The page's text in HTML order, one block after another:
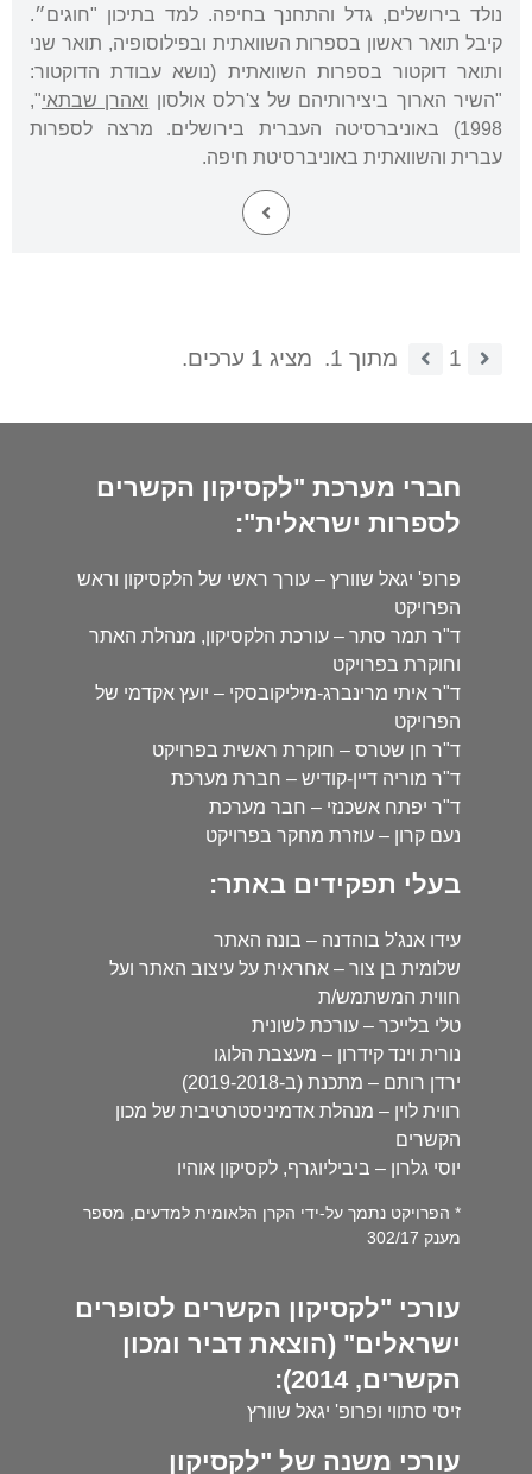
נולד בירושלים, גדל והתחנך בחיפה. למד בתיכון "חוגים״.
קיבל תואר ראשון בספרות השוואתית ובפילוסופיה, תואר שני
ותואר דוקטור בספרות השוואתית (נושא עבודת הדוקטור:
"השיר הארוך ביצירותיהם של צ'רלס אולסון ואהרן שבתאי",
1998) באוניברסיטה העברית בירושלים. מרצה לספרות
עברית והשוואתית באוניברסיטת חיפה.
1 מתוך 1. מציג 1 ערכים.
חברי מערכת "לקסיקון הקשרים
לספרות ישראלית":
פרופ' יגאל שוורץ – עורך ראשי של הלקסיקון וראש
הפרויקט
ד"ר תמר סתר – עורכת הלקסיקון, מנהלת האתר
וחוקרת בפרויקט
ד"ר איתי מרינברג-מיליקובסקי – יועץ אקדמי של
הפרויקט
ד"ר חן שטרס – חוקרת ראשית בפרויקט
ד"ר מוריה דיין-קודיש – חברת מערכת
ד"ר יפתח אשכנזי – חבר מערכת
נעם קרון – עוזרת מחקר בפרויקט
בעלי תפקידים באתר:
עידו אנג'ל בוהדנה – בונה האתר
שלומית בן צור – אחראית על עיצוב האתר ועל
חווית המשתמש/ת
טלי בלייכר – עורכת לשונית
נורית וינד קידרון – מעצבת הלוגו
ירדן רותם – מתכנת (ב-2019-2018)
רווית לוין – מנהלת אדמיניסטרטיבית של מכון
הקשרים
יוסי גלרון – ביביליוגרף, לקסיקון אוהיו
* הפרויקט נתמך על-ידי הקרן הלאומית למדעים, מספר
מענק 302/17
עורכי "לקסיקון הקשרים לסופרים
ישראלים" (הוצאת דביר ומכון
הקשרים, 2014):
זיסי סתווי ופרופ' יגאל שוורץ
עורכי משנה של "לקסיקון